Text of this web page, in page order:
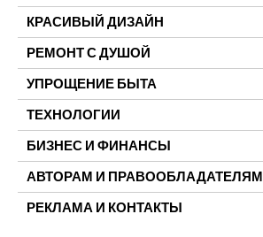
КРАСИВЫЙ ДИЗАЙН
РЕМОНТ С ДУШОЙ
УПРОЩЕНИЕ БЫТА
ТЕХНОЛОГИИ
БИЗНЕС И ФИНАНСЫ
АВТОРАМ И ПРАВООБЛАДАТЕЛЯМ
РЕКЛАМА И КОНТАКТЫ